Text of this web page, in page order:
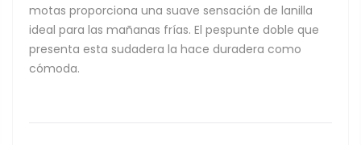
motas proporciona una suave sensación de lanilla
ideal para las mañanas frías. El pespunte doble que
presenta esta sudadera la hace duradera como
cómoda.